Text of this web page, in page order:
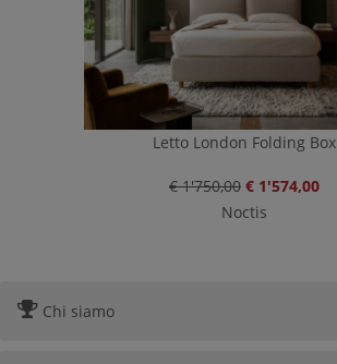
Letto London Folding Box
€ 1'750,00 € 1'574,00
Noctis
Chi siamo